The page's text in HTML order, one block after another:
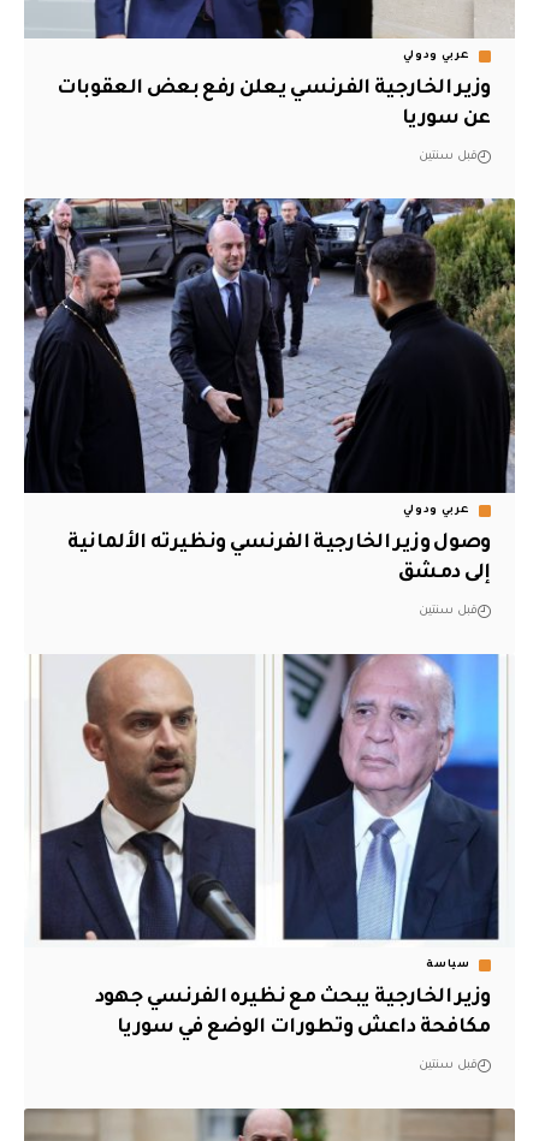
عربي ودولي
وزير الخارجية الفرنسي يعلن رفع بعض العقوبات
عن سوريا
قبل سنتين
عربي ودولي
وصول وزير الخارجية الفرنسي ونظيرته الألمانية
إلى دمشق
قبل سنتين
سياسة
وزير الخارجية يبحث مع نظيره الفرنسي جهود
مكافحة داعش وتطورات الوضع في سوريا
قبل سنتين